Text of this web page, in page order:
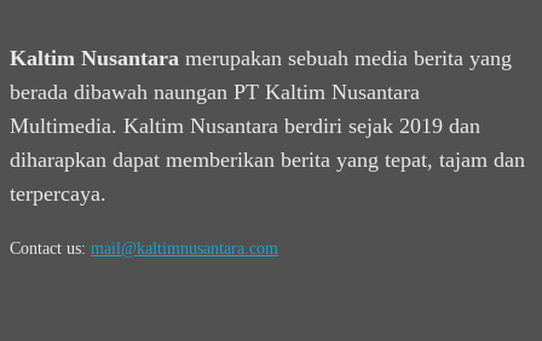
Kaltim Nusantara merupakan sebuah media berita yang
berada dibawah naungan PT Kaltim Nusantara
Multimedia. Kaltim Nusantara berdiri sejak 2019 dan
diharapkan dapat memberikan berita yang tepat, tajam dan
terpercaya.
Contact us: mail@kaltimnusantara.com